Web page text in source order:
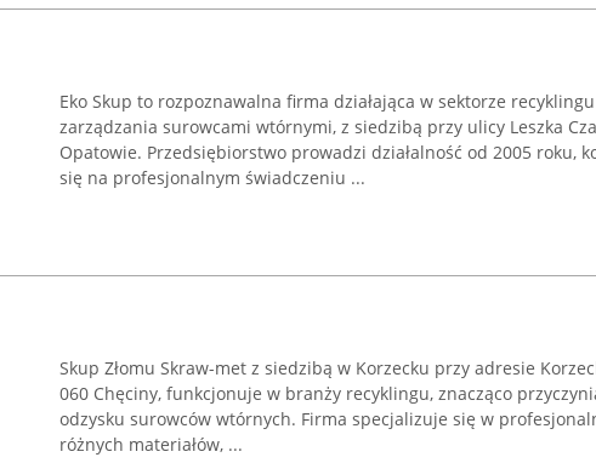
Eko Skup to rozpoznawalna firma działająca w sektorze
zarządzania surowcami wtórnymi, z siedzibą przy ulicy Leszka
Opatowie. Przedsiębiorstwo prowadzi działalność od 2005 roku,
się na profesjonalnym świadczeniu ...
Skup Złomu Skraw-met z siedzibą w Korzecku przy adresie
060 Chęciny, funkcjonuje w branży recyklingu, znacząco
odzysku surowców wtórnych. Firma specjalizuje się w
różnych materiałów, ...